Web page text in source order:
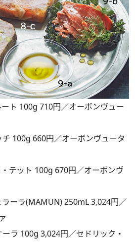
ト 100g 710円／オーボンヴュー
100g 660円／オーボンヴュータ
テット 100g 670円／オーボンヴ
ーラ(MAMUN) 250mL 3,024円／
ラ 100g 3,024円／セドリック・